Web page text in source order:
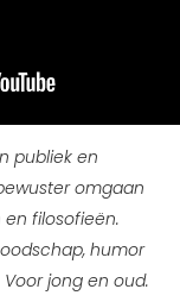
publiek en
omgaan
filosofieën.
humor
jong en oud.